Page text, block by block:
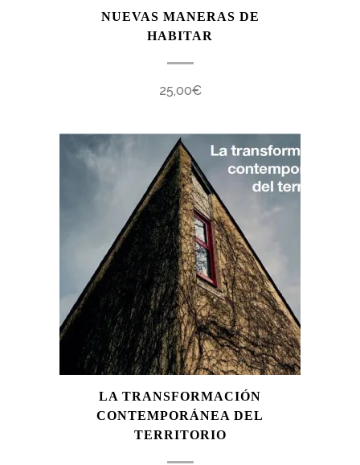
NUEVAS MANERAS DE
HABITAR
25,00€
LA TRANSFORMACIÓN
CONTEMPORÁNEA DEL
TERRITORIO